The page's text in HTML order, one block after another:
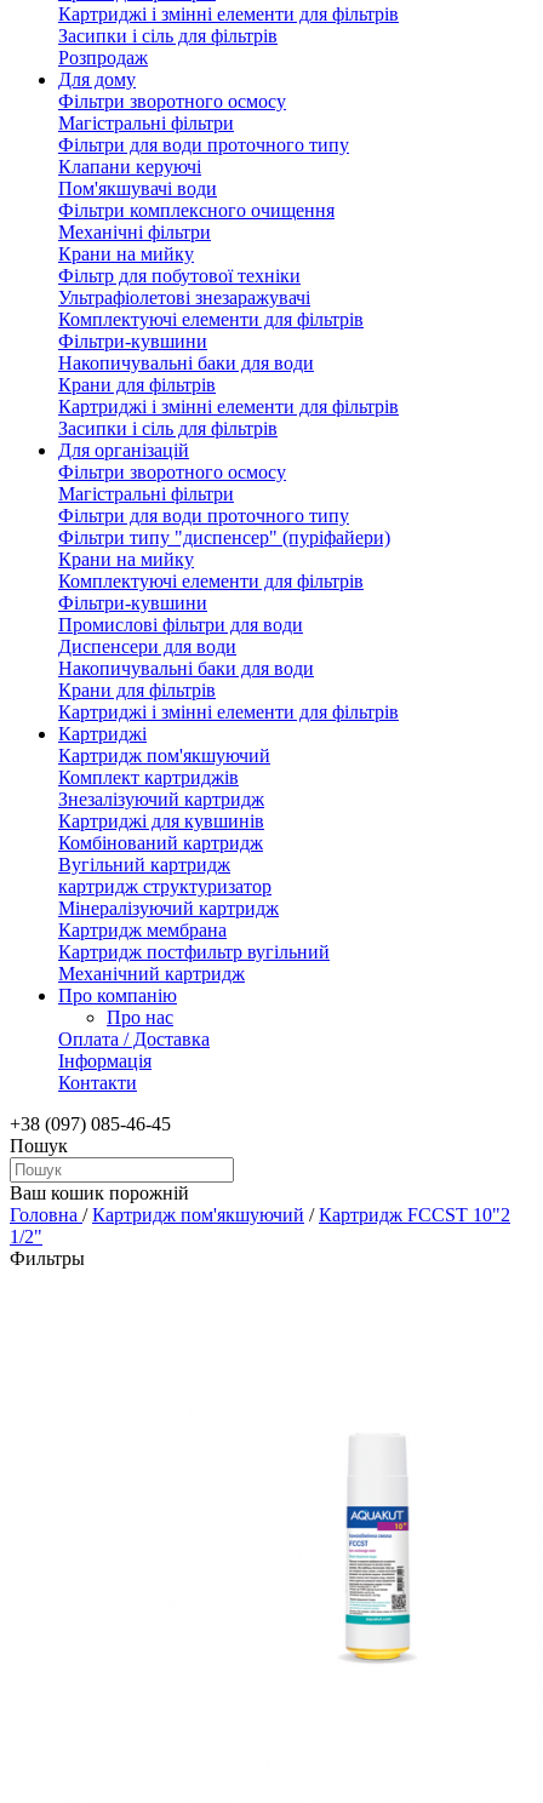
Картриджі і змінні елементи для фільтрів
Засипки і сіль для фільтрів
Розпродаж
Для дому
Фільтри зворотного осмосу
Магістральні фільтри
Фільтри для води проточного типу
Клапани керуючі
Пом'якшувачі води
Фільтри комплексного очищення
Механічні фільтри
Крани на мийку
Фільтр для побутової техніки
Ультрафіолетові знезаражувачі
Комплектуючі елементи для фільтрів
Фільтри-кувшини
Накопичувальні баки для води
Крани для фільтрів
Картриджі і змінні елементи для фільтрів
Засипки і сіль для фільтрів
Для організацій
Фільтри зворотного осмосу
Магістральні фільтри
Фільтри для води проточного типу
Фільтри типу "диспенсер" (пуріфайери)
Крани на мийку
Комплектуючі елементи для фільтрів
Фільтри-кувшини
Промислові фільтри для води
Диспенсери для води
Накопичувальні баки для води
Крани для фільтрів
Картриджі і змінні елементи для фільтрів
Картриджі
Картридж пом'якшуючий
Комплект картриджів
Знезалізуючий картридж
Картриджі для кувшинів
Комбінований картридж
Вугільний картридж
картридж структуризатор
Мінералізуючий картридж
Картридж мембрана
Картридж постфильтр вугільний
Механічний картридж
Про компанію
Про нас
Оплата / Доставка
Інформація
Контакти
+38 (097) 085-46-45
Пошук
Ваш кошик порожній
Головна /Картридж пом'якшуючий /Картридж FCCST 10"2
1/2"
Фильтры